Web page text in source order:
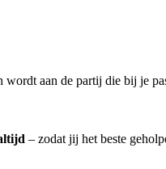
wordt aan de partij die bij je
– zodat jij het beste